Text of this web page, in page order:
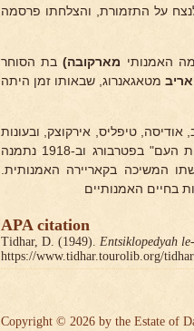
על התזמורת, והצלחתו פרסמה
האמנותי מארקובה)בת הסוחר
מטאגאנרוג, שבאותו זמן היתה
טיפליס, אירקוצק, ובעונות
קצרות בכמה ערים אחרות ברוסיה; שנים אחדות באופרה הגדולה של "בית העם" בפטרבורג וב-1918 נתמנה
המשיכה בקאריירה האמנותית.
בחיים האמנותיים
APA citation
Tidhar, D. (1949). Entsiklopedyah
https://www.tidhar.tourolib.org/
Copyright © 2026 by the Estate of